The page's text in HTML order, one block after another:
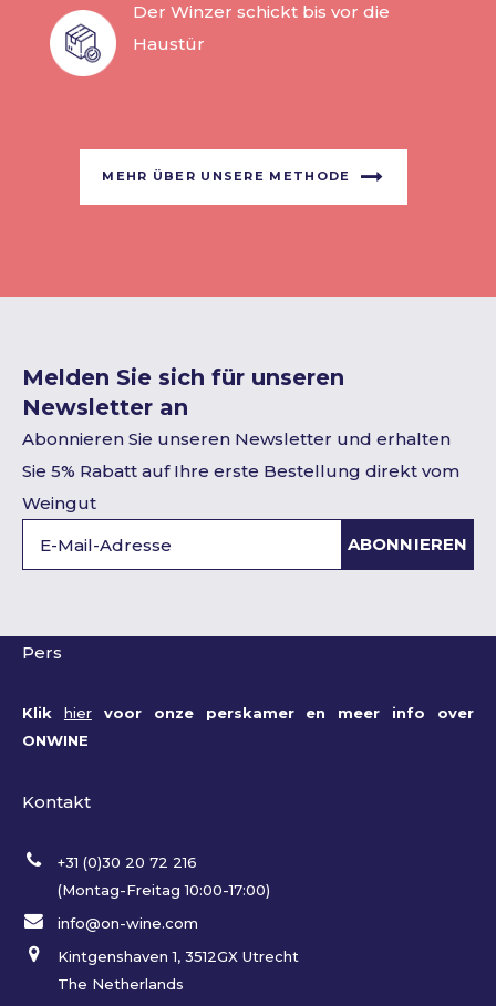
Der Winzer schickt bis vor die
Haustür
MEHR ÜBER UNSERE METHODE
Melden Sie sich für unseren
Newsletter an
Abonnieren Sie unseren Newsletter und erhalten
Sie 5% Rabatt auf Ihre erste Bestellung direkt vom
Weingut
ABONNIEREN
Pers
Klik hiervoor onze perskamer en meer info over
ONWINE
Kontakt
+31 (0)30 20 72 216
(Montag-Freitag 10:00-17:00)
info@on-wine.com
Kintgenshaven 1, 3512GX Utrecht
The Netherlands